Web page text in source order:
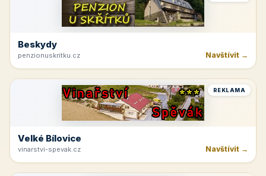
Beskydy
penzionuskritku.cz Navštívit →
REKLAMA
Velké Bílovice
vinarstvi-spevak.cz Navštívit →